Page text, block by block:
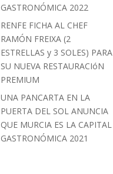
GASTRONÓMICA 2022
RENFE FICHA AL CHEF
RAMÓN FREIXA (2
ESTRELLAS y 3 SOLES) PARA
SU NUEVA RESTAURACIóN
PREMIUM
UNA PANCARTA EN LA
PUERTA DEL SOL ANUNCIA
QUE MURCIA ES LA CAPITAL
GASTRONÓMICA 2021